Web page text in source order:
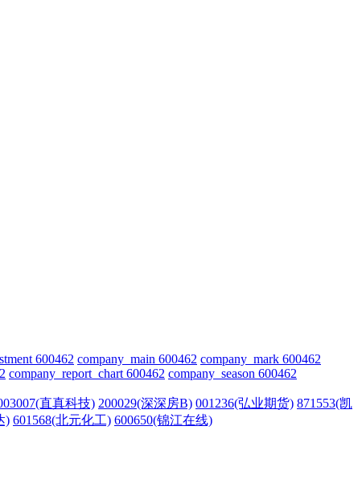
600462 company_main 600462 company_mark 600462
company_report_chart 600462 company_season 600462
直真科技) 200029(深深房B) 001236(弘业期货) 871553(凯
) 601568(北元化工) 600650(锦江在线)